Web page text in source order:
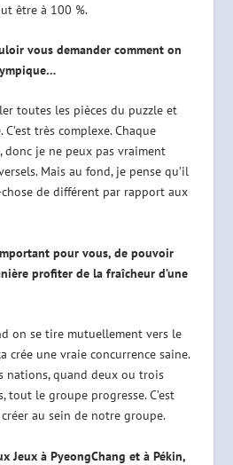
être à 100 %.
vous demander comment on
toutes les pièces du puzzle et
très complexe. Chaque
donc je ne peux pas vraiment
Mais au fond, je pense qu’il
de différent par rapport aux
pour vous, de pouvoir
profiter de la fraîcheur d’une
on se tire mutuellement vers le
crée une vraie concurrence saine.
nations, quand deux ou trois
tout le groupe progresse. C’est
au sein de notre groupe.
Jeux à PyeongChang et à Pékin,